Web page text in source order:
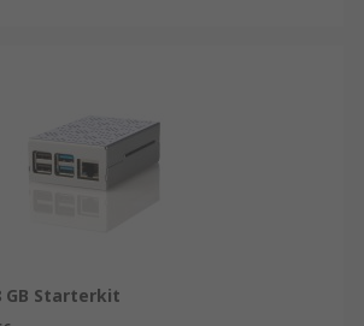
GB Starterkit